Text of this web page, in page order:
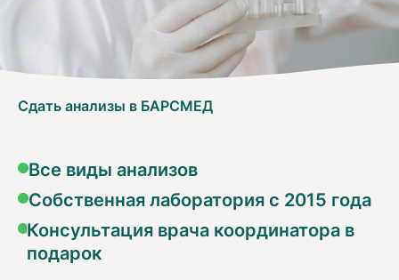
Сдать анализы в БАРСМЕД
Все виды анализов
Собственная лаборатория с 2015 года
Консультация врача координатора в
подарок